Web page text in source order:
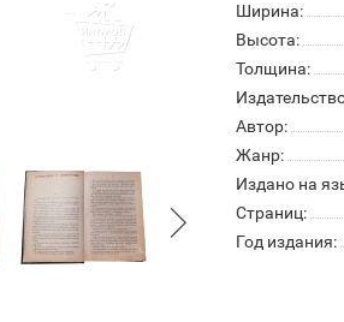
Ширина:
Высота:
Толщина:
Автор:
Жанр:
Издано на
Страниц:
Год издания: